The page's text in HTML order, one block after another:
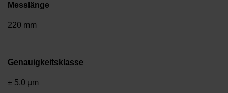
Messlänge
220 mm
Genauigkeitsklasse
± 5,0 µm